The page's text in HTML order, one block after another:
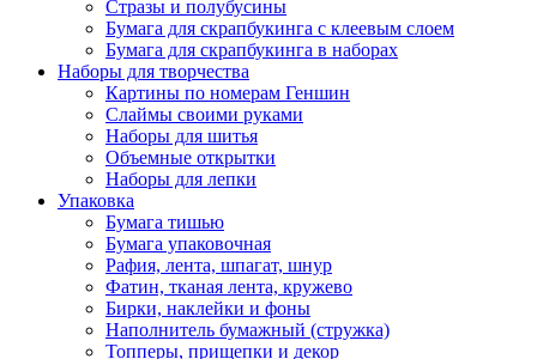
Стразы и полубусины
Бумага для скрапбукинга с клеевым слоем
Бумага для скрапбукинга в наборах
Наборы для творчества
Картины по номерам Геншин
Слаймы своими руками
Наборы для шитья
Объемные открытки
Наборы для лепки
Упаковка
Бумага тишью
Бумага упаковочная
Рафия, лента, шпагат, шнур
Фатин, тканая лента, кружево
Бирки, наклейки и фоны
Наполнитель бумажный (стружка)
Топперы, прищепки и декор